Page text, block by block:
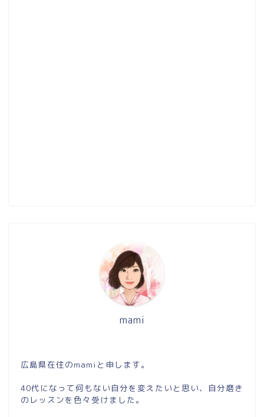
mami
広島県在住のmamiと申します。
40代になって何もない自分を変えたいと思い、自分磨き
のレッスンを色々受けました。